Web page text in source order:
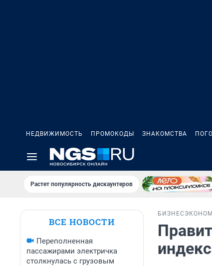
НЕДВИЖИМОСТЬ ПРОМОКОДЫ ЗНАКОМСТВА
Растет популярность дискаунтеров
ВСЕ НОВОСТИ
Переполненная
пассажирами электричка
столкнулась с грузовым
БИЗНЕС